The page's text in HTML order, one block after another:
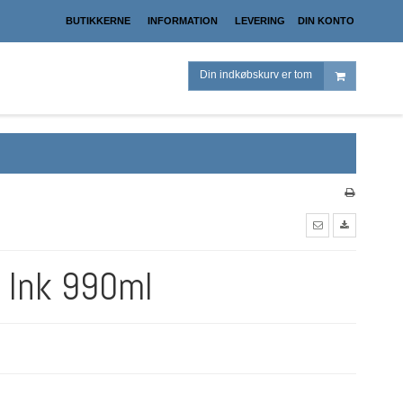
BUTIKKERNE INFORMATION LEVERING DIN KONTO
Din indkøbskurv er tom
990ml